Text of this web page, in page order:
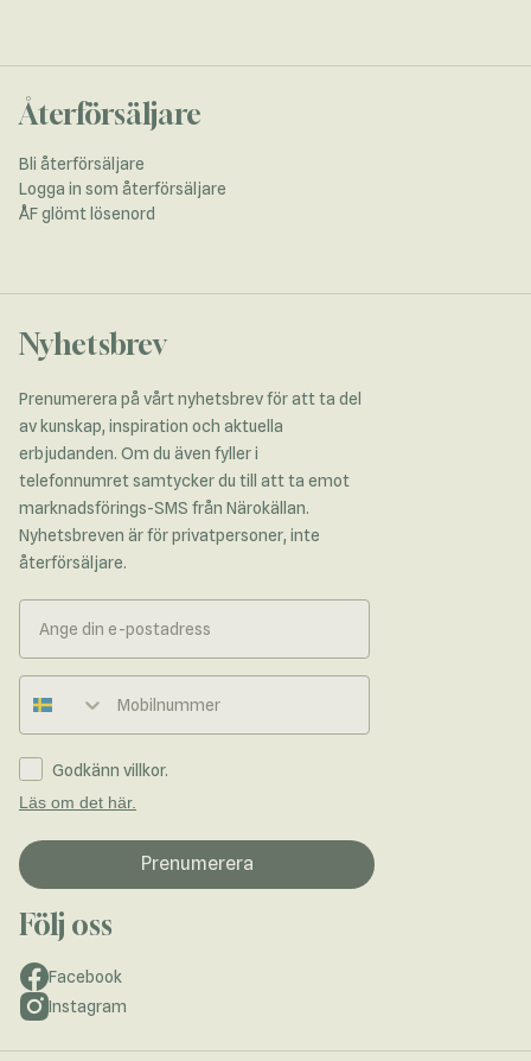
Återförsäljare
Bli återförsäljare
Logga in som återförsäljare
ÅF glömt lösenord
Nyhetsbrev
Prenumerera på vårt nyhetsbrev för att ta del
av kunskap, inspiration och aktuella
erbjudanden. Om du även fyller i
telefonnumret samtycker du till att ta emot
marknadsförings-SMS från Närokällan.
Nyhetsbreven är för privatpersoner, inte
återförsäljare.
Telefonnummer
Godkänn villkor.
Läs om det här.
Prenumerera
Följ oss
Facebook
Instagram